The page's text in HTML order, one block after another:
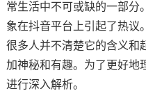
常生活中不可或缺的一部分
象在抖音平台上引起了热议
很多人并不清楚它的含义和
加神秘和有趣。为了更好地
进行深入解析。